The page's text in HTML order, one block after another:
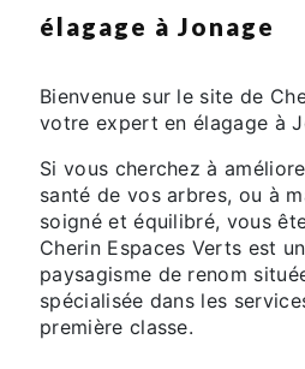
élagage à Jonage
Bienvenue sur le site de
votre expert en élagage à
Si vous cherchez à
santé de vos arbres, ou à
soigné et équilibré, vous
Cherin Espaces Verts est
paysagisme de renom
spécialisée dans les
première classe.